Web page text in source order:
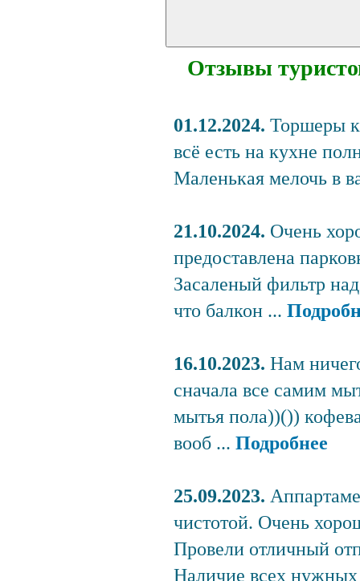
Отзывы
01.12.2024. Торшеры
всё есть на кухне
Маленькая мелочь в
21.10.2024. Очень
предоставлена
Засаленый фильтр
что балкон ...
16.10.2023. Нам
сначала все самим
мытья пола))())
вооб ... Подробнее
25.09.2023.
чистотой. Очень
Провели отличный
Наличие всех